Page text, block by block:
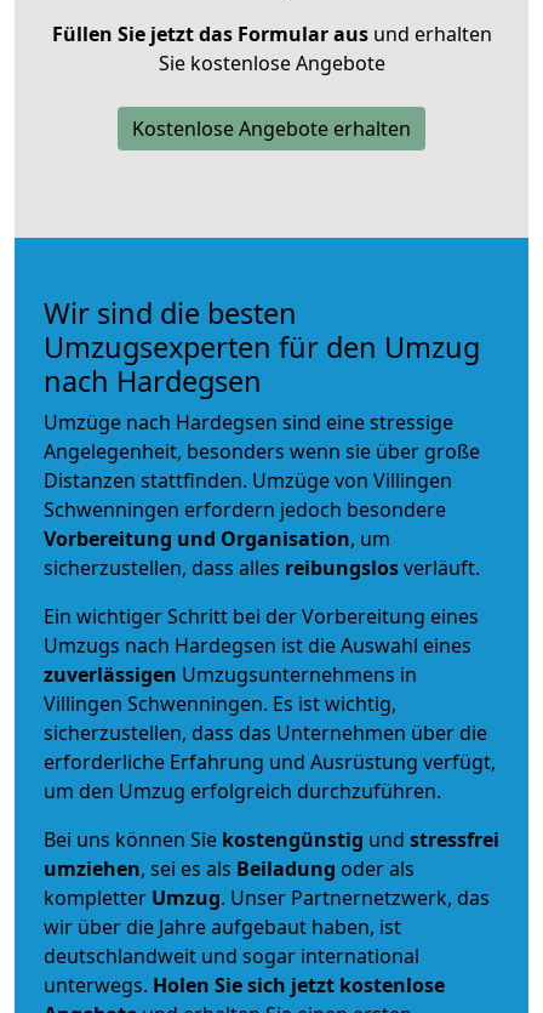
Füllen Sie jetzt das Formular ausund erhalten
Sie kostenlose Angebote
Kostenlose Angebote erhalten
Wir sind die besten
Umzugsexperten für den Umzug
nach Hardegsen
Umzüge nach Hardegsen sind eine stressige
Angelegenheit, besonders wenn sie über große
Distanzen stattfinden. Umzüge von Villingen
Schwenningen erfordern jedoch besondere
Vorbereitung und Organisation, um
sicherzustellen, dass alles reibungslosverläuft.
Ein wichtiger Schritt bei der Vorbereitung eines
Umzugs nach Hardegsen ist die Auswahl eines
zuverlässigen Umzugsunternehmens in
Villingen Schwenningen. Es ist wichtig,
sicherzustellen, dass das Unternehmen über die
erforderliche Erfahrung und Ausrüstung verfügt,
um den Umzug erfolgreich durchzuführen.
Bei uns können Sie kostengünstig und stressfrei
umziehen, sei es als Beiladung oder als
kompletter Umzug. Unser Partnernetzwerk, das
wir über die Jahre aufgebaut haben, ist
deutschlandweit und sogar international
unterwegs. Holen Sie sich jetzt kostenlose